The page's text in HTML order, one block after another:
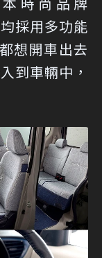
採用多功能
想開車出去
到車輛中，